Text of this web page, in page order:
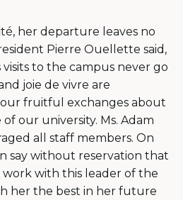
her departure leaves no
Pierre Ouellette said,
visits to the campus never go
joie de vivre are
our fruitful exchanges about
our university. Ms. Adam
all staff members. On
say without reservation that
with this leader of the
her the best in her future